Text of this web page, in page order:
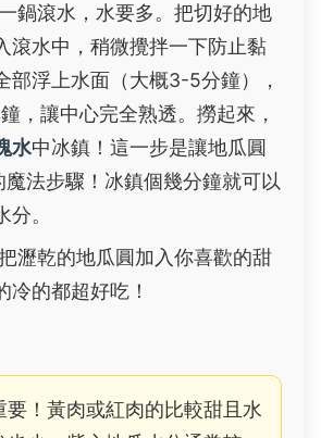
鍋滾水，水要多。把切好的地
滾水中，稍微攪拌一下防止黏
部浮上水面（大概3-5分鐘），
，讓中心完全熟透。撈起來，
水中冰鎮！這一步是讓地瓜圓
魔法步驟！冰鎮個幾分鐘就可以
。
瀝乾的地瓜圓加入你喜歡的甜
冷的都超好吃！
要！黃肉或紅肉的比較甜且水